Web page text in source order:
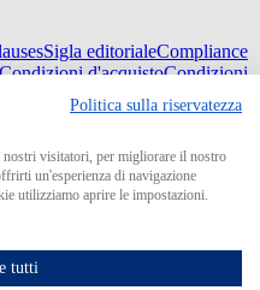
Sigla editorialeCompliance
Condizioni d'acquistoCondizioni
& Co. KG
Politica sulla riservatezza
visitatori, per migliorare il nostro
un'esperienza di navigazione
utilizziamo aprire le impostazioni.
tutti